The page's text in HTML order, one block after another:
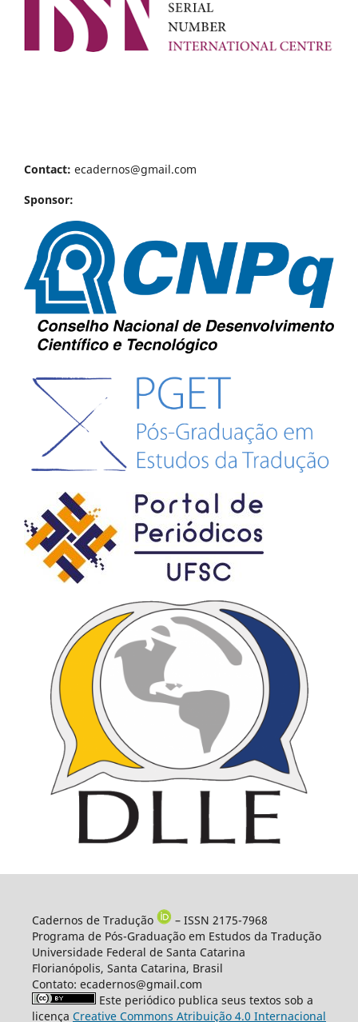
Contact: ecadernos@gmail.com
Sponsor:
Cadernos de Tradução
– ISSN 2175-7968
Programa de Pós-Graduação em Estudos da Tradução
Universidade Federal de Santa Catarina
Florianópolis, Santa Catarina, Brasil
Contato: ecadernos@gmail.com
Este periódico publica seus textos sob a
licença Creative Commons Atribuição 4.0 Internacional